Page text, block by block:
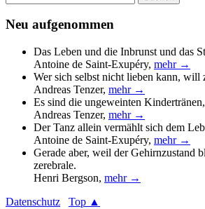
nach:
Neu aufgenommen
Das Leben und die Inbrunst und das
Antoine de Saint-Exupéry, mehr →
Wer sich selbst nicht lieben kann, will
Andreas Tenzer, mehr →
Es sind die ungeweinten
Andreas Tenzer, mehr →
Der Tanz allein vermählt sich dem
Antoine de Saint-Exupéry, mehr →
Gerade aber, weil der Gehirnzustand
zerebrale.
Henri Bergson, mehr →
Datenschutz
Top ▲